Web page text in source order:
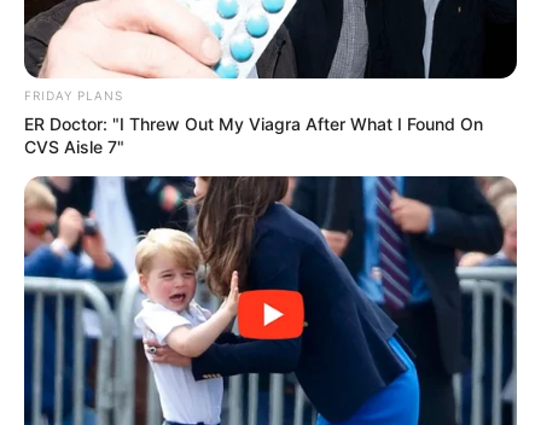
FRIDAY PLANS
ER Doctor: "I Threw Out My Viagra After What I Found On
CVS Aisle 7"